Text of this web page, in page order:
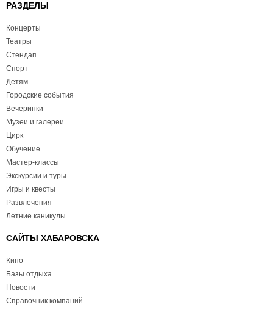
РАЗДЕЛЫ
Концерты
Театры
Стендап
Спорт
Детям
Городские события
Вечеринки
Музеи и галереи
Цирк
Обучение
Мастер-классы
Экскурсии и туры
Игры и квесты
Развлечения
Летние каникулы
САЙТЫ ХАБАРОВСКА
Кино
Базы отдыха
Новости
Справочник компаний